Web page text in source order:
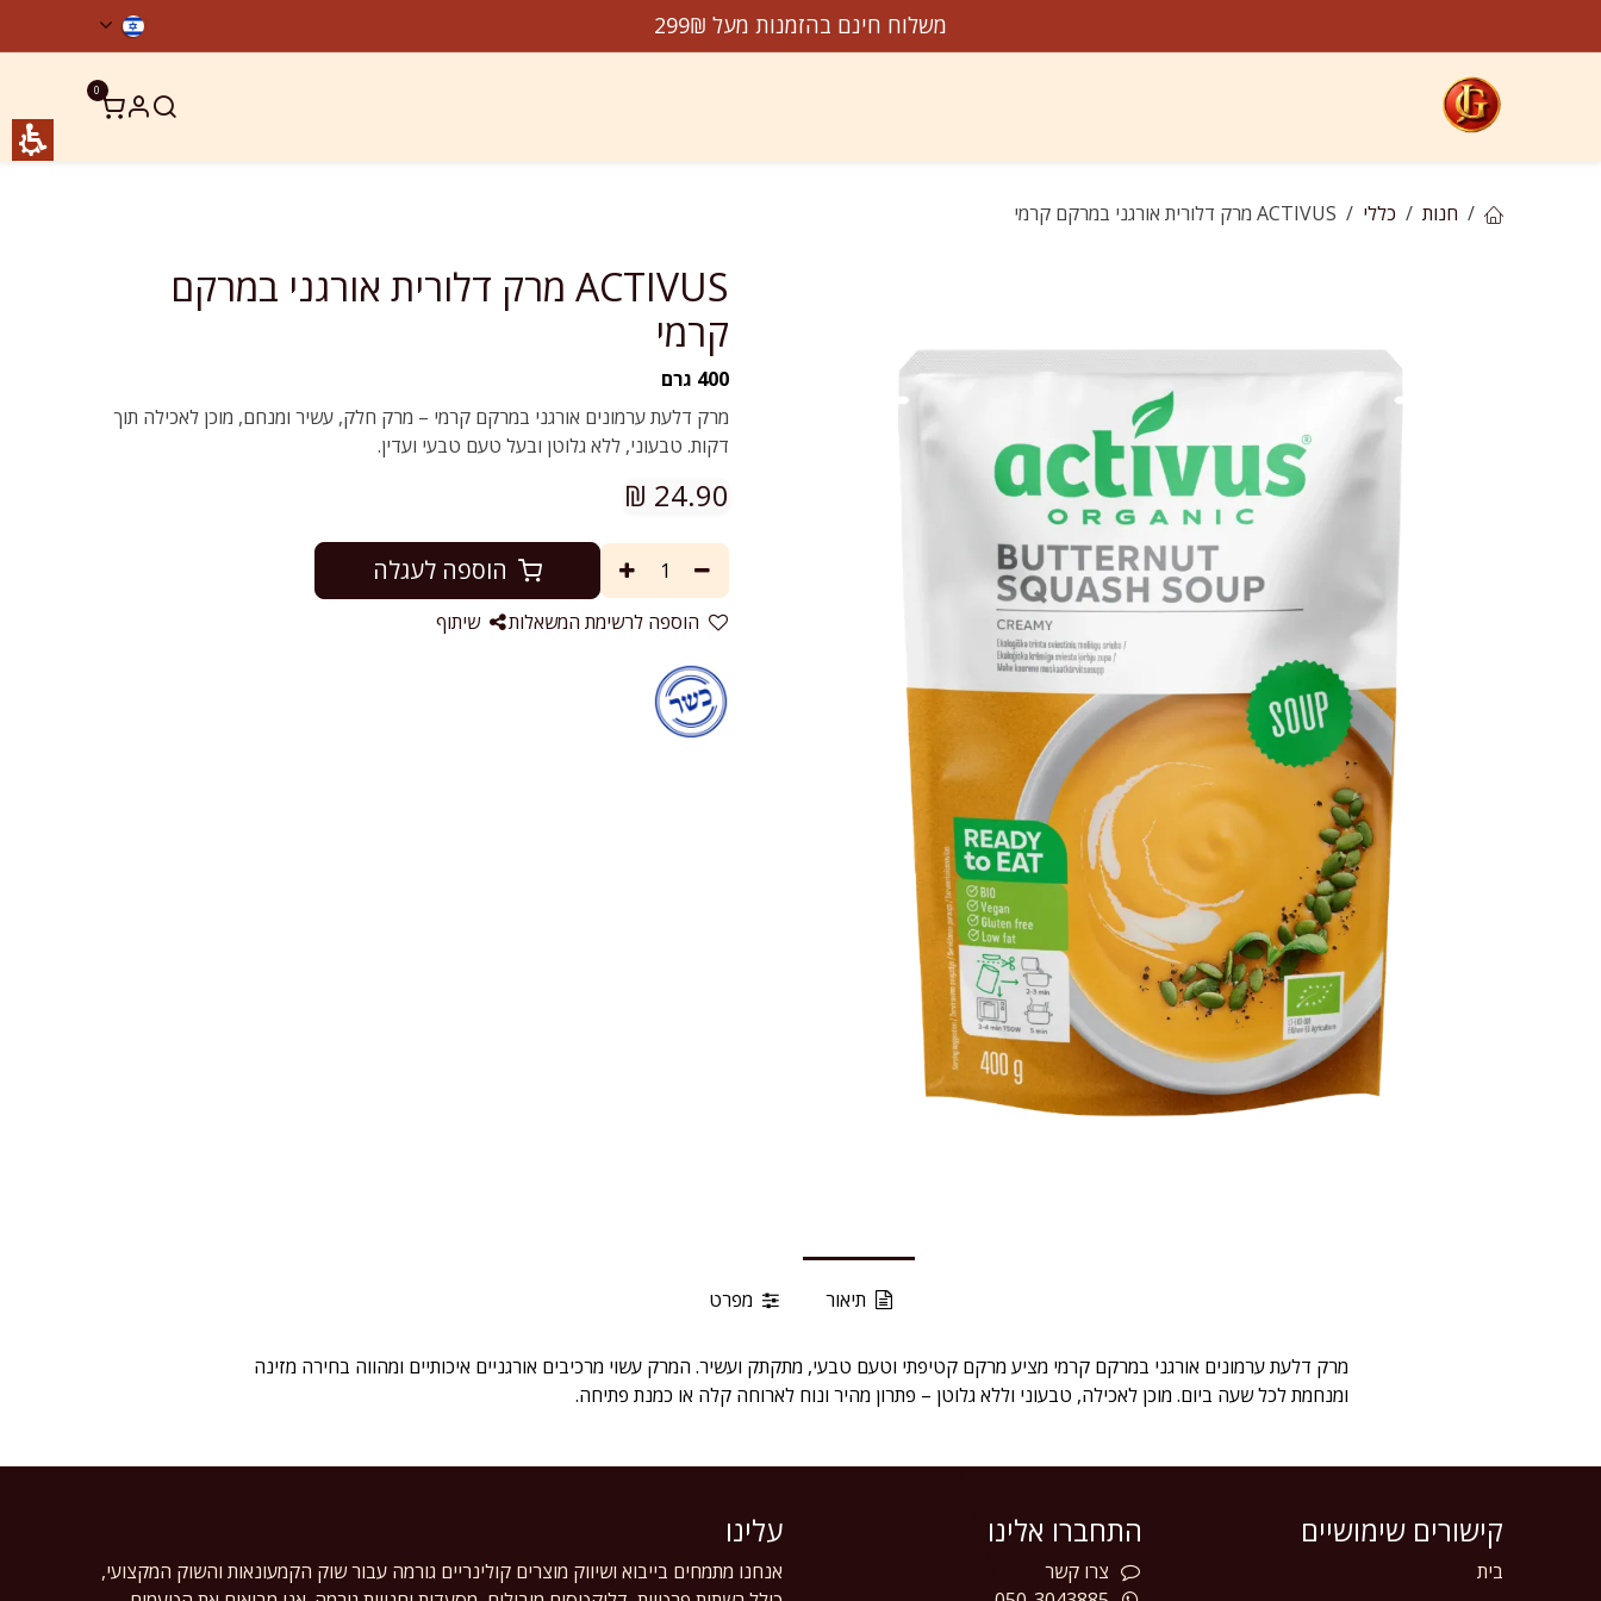
משלוח חינם בהזמנות מעל 299₪
0
חנות כללי ACTIVUS מרק דלורית אורגני במרקם קרמי
ACTIVUS מרק דלורית אורגני במרקם
קרמי
400 גרם
מרק דלעת ערמונים אורגני במרקם קרמי – מרק חלק, עשיר ומנחם, מוכן לאכילה תוך
דקות. טבעוני, ללא גלוטן ובעל טעם טבעי ועדין.
24.90
₪
הוספה לעגלה
הוספה לרשימת המשאלות שיתוף
תיאור מפרט
מרק דלעת ערמונים אורגני במרקם קרמי מציע מרקם קטיפתי וטעם טבעי, מתקתק ועשיר. המרק עשוי מרכיבים אורגניים איכותיים ומהווה בחירה מזינה
ומנחמת לכל שעה ביום. מוכן לאכילה, טבעוני וללא גלוטן – פתרון מהיר ונוח לארוחה קלה או כמנת פתיחה.
קישורים שימושיים
בית
התחברו אלינו
צרו קשר
עלינו
אנחנו מתמחים בייבוא ושיווק מוצרים קולינריים גורמה עבור שוק הקמעונאות והשוק המקצועי,